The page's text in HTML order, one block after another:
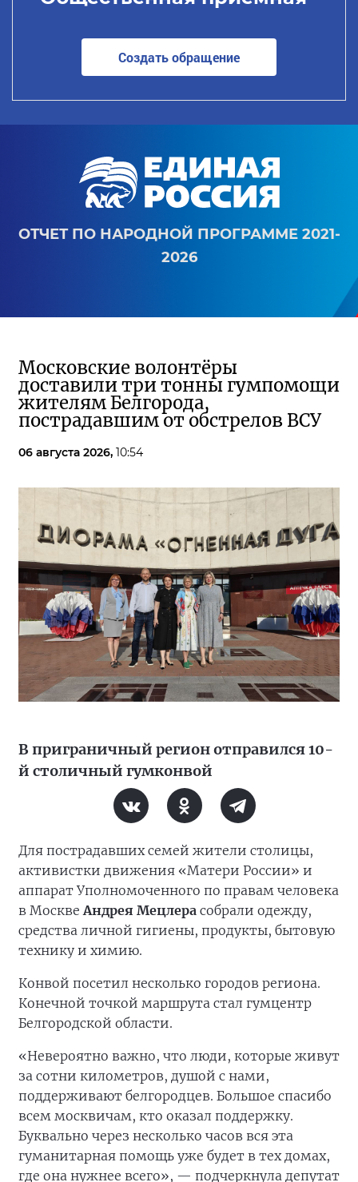
Создать обращение
ОТЧЕТ ПО НАРОДНОЙ ПРОГРАММЕ 2021-
2026
Московские волонтёры
доставили три тонны гумпомощи
жителям Белгорода,
пострадавшим от обстрелов ВСУ
06 августа 2026, 10:54
В приграничный регион отправился 10-
й столичный гумконвой
Для пострадавших семей жители столицы,
активистки движения «Матери России» и
аппарат Уполномоченного по правам человека
в МосквеАндрея Мецлера собрали одежду,
средства личной гигиены, продукты, бытовую
технику и химию.
Конвой посетил несколько городов региона.
Конечной точкой маршрута стал гумцентр
Белгородской области.
«Невероятно важно, что люди, которые живут
за сотни километров, душой с нами,
поддерживают белгородцев. Большое спасибо
всем москвичам, кто оказал поддержку.
Буквально через несколько часов вся эта
гуманитарная помощь уже будет в тех домах,
где она нужнее всего», — подчеркнула депутат